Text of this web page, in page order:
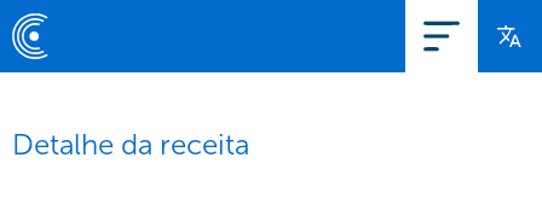
Detalhe da receita